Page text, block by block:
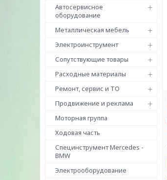
Автосервисное
оборудование
Металлическая мебель
Электроинструмент
Сопутствующие товары
Расходные материалы
Ремонт, сервис и ТО
Продвижение и реклама
Моторная группа
Ходовая часть
Специнструмент Mercedes -
BMW
Электрооборудование